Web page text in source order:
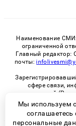
Наименование СМИ:
ограниченной
Главный редактор:
почты:
сфере связи,
коммуникаций
№
Мы используем
персональные